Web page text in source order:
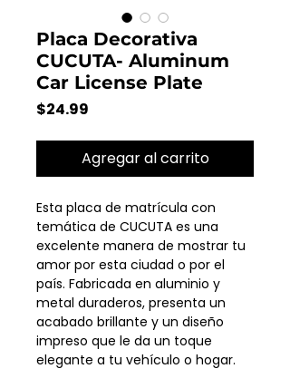
Placa Decorativa
CUCUTA- Aluminum
Car License Plate
$24.99
Agregar al carrito
Esta placa de matrícula con
temática de CUCUTA es una
excelente manera de mostrar tu
amor por esta ciudad o por el
país. Fabricada en aluminio y
metal duraderos, presenta un
acabado brillante y un diseño
impreso que le da un toque
elegante a tu vehículo o hogar.